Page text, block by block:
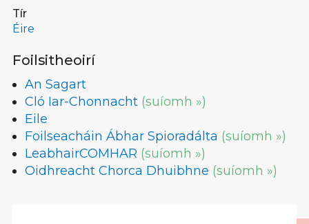
Tír
Éire
Foilsitheoirí
An Sagart
Cló Iar-Chonnacht (suíomh »)
Eile
Foilseacháin Ábhar Spioradálta (suíomh »)
LeabhairCOMHAR (suíomh »)
Oidhreacht Chorca Dhuibhne (suíomh »)